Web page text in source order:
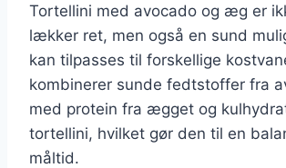
Tortellini med avocado og æg er
lækker ret, men også en sund
kan tilpasses til forskellige
kombinerer sunde fedtstoffer fra
med protein fra ægget og
tortellini, hvilket gør den til en
måltid.